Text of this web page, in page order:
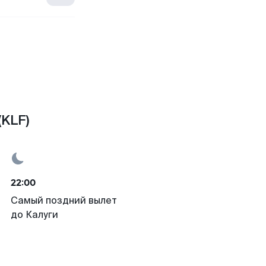
22:00
Самый поздний вылет
до Калуги